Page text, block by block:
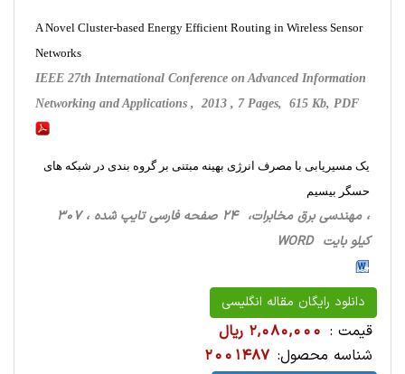
A Novel Cluster-based Energy Efficient Routing in Wireless Sensor
Networks
IEEE 27th International Conference on Advanced Information
Networking and Applications , 2013 , 7 Pages, 615 Kb, PDF
یک مسیریابی با مصرف انرژی بهینه مبتنی بر گروه بندی در شبکه های
حسگر بیسیم
، مهندسی برق مخابرات، 24 صفحه فارسی تایپ شده ، 307
کیلو بایت WORD
دانلود رایگان مقاله انگلیسی
قیمت : 2,080,000 ریال
شناسه محصول: 2001487